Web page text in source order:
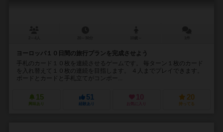
ヨーロッパ１０日間の旅行プランを完成させよう
手札のカード１０枚を連続させるゲームです。 毎ターン１枚のカード
を入れ替えて１０枚の連続を目指します。 ４人までプレイできます。
ボードとカードと手札立てがコンポー...
15
興味あり
51
経験あり
10
お気に入り
20
持ってる